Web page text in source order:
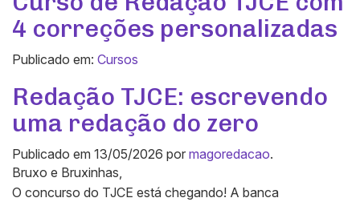
4 correções personalizadas
Publicado em: Cursos
Redação TJCE: escrevendo
uma redação do zero
Publicado em 13/05/2026 por magoredacao.
Bruxo e Bruxinhas,
O concurso do TJCE está chegando! A banca